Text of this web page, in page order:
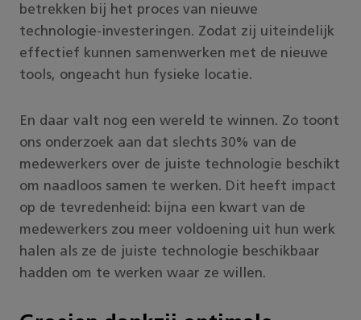
betrekken bij het proces van nieuwe
technologie-investeringen. Zodat zij uiteindelijk
effectief kunnen samenwerken met de nieuwe
tools, ongeacht hun fysieke locatie.
En daar valt nog een wereld te winnen. Zo toont
ons onderzoek aan dat slechts 30% van de
medewerkers over de juiste technologie beschikt
om naadloos samen te werken. Dit heeft impact
op de tevredenheid: bijna een kwart van de
medewerkers zou meer voldoening uit hun werk
halen als ze de juiste technologie beschikbaar
hadden om te werken waar ze willen.